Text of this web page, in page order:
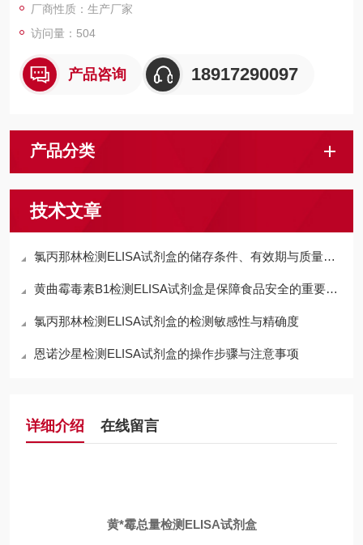
判定用第2种方法。产品只用于科研
厂商性质：生产厂家
访问量：504
产品咨询 18917290097
产品分类
技术文章
氯丙那林检测ELISA试剂盒的储存条件、有效期与质量控制要点
黄曲霉毒素B1检测ELISA试剂盒是保障食品安全的重要工具
氯丙那林检测ELISA试剂盒的检测敏感性与精确度
恩诺沙星检测ELISA试剂盒的操作步骤与注意事项
详细介绍 在线留言
黄*霉总量检测ELISA试剂盒